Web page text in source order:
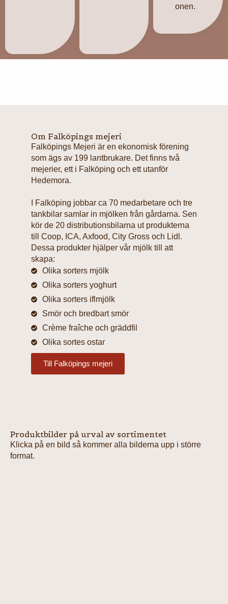
onen.
Om Falköpings mejeri
Falköpings Mejeri är en ekonomisk förening
som ägs av 199 lantbrukare. Det finns två
mejerier, ett i Falköping och ett utanför
Hedemora.
I Falköping jobbar ca 70 medarbetare och tre
tankbilar samlar in mjölken från gårdarna. Sen
kör de 20 distributionsbilarna ut produkterna
till Coop, ICA, Axfood, City Gross och Lidl.
Dessa produkter hjälper vår mjölk till att
skapa:
Olika sorters mjölk
Olika sorters yoghurt
Olika sorters iflmjölk
Smör och bredbart smör
Crème fraîche och gräddfil
Olika sortes ostar
Till Falköpings mejeri
Produktbilder på urval av sortimentet
Klicka på en bild så kommer alla bilderna upp i större
format.